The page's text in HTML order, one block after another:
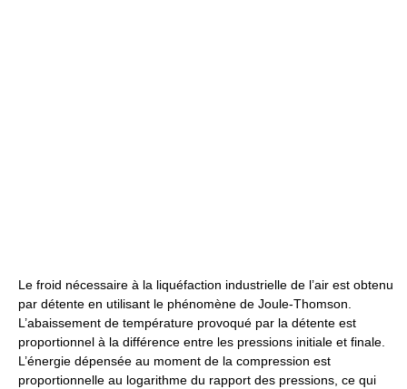
Le froid nécessaire à la liquéfaction industrielle de l’air est obtenu
par détente en utilisant le phénomène de Joule-Thomson.
L’abaissement de température provoqué par la détente est
proportionnel à la différence entre les pressions initiale et finale.
L’énergie dépensée au moment de la compression est
proportionnelle au logarithme du rapport des pressions, ce qui